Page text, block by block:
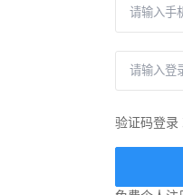
验证码登录